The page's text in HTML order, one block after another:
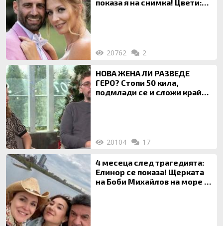
показа я на снимка! Цвети:
20762 2
НОВА ЖЕНА ЛИ РАЗВЕДЕ
ГЕРО? Стопи 50 кила,
подмлади се и сложи край
20104 17
4 месеца след трагедията:
Елинор се показа! Щерката
на Боби Михайлов на море с